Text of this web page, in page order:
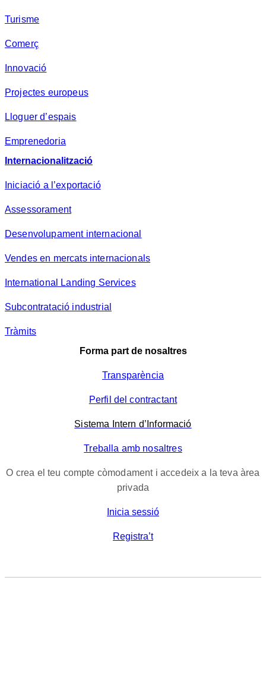
Turisme
Comerç
Innovació
Projectes europeus
Lloguer d’espais
Emprenedoria
Internacionalització
Iniciació a l’exportació
Assessorament
Desenvolupament internacional
Vendes en mercats internacionals
International Landing Services
Subcontratació industrial
Tràmits
Forma part de nosaltres
Transparència
Perfil del contractant
Sistema Intern d’Informació
Treballa amb nosaltres
O crea el teu compte còmodament i accedeix a la teva àrea
privada
Inicia sessió
Registra’t